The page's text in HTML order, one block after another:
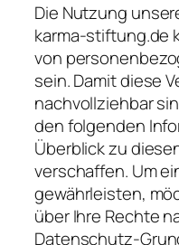
Die Nutzung
karma-stiftung.de
von
sein. Damit diese
nachvollziehbar
den folgenden
Überblick zu
verschaffen. Um
gewährleisten,
über Ihre Rechte
Datenschutz-